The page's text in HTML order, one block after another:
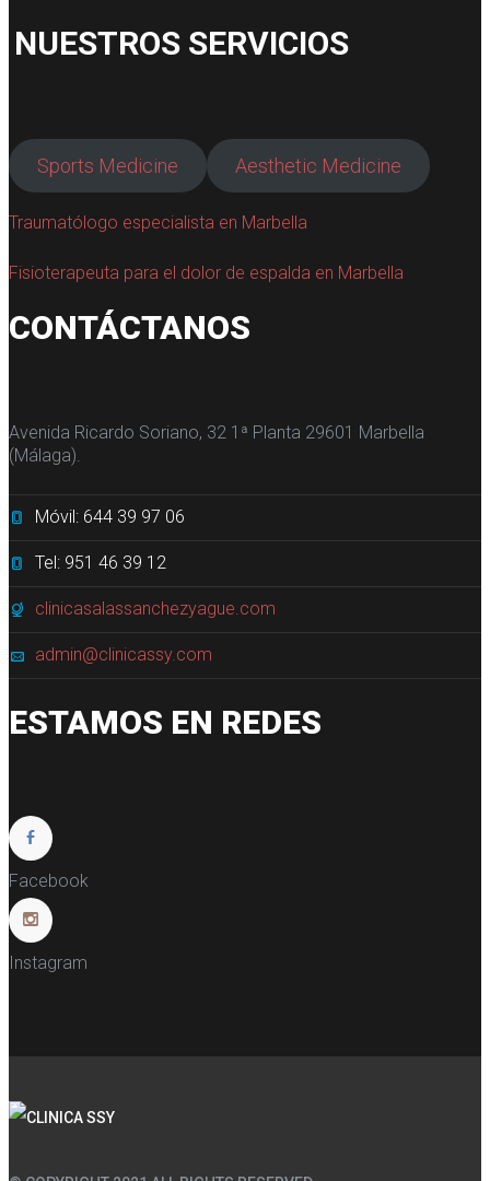
NUESTROS SERVICIOS
Sports Medicine Aesthetic Medicine
Traumatólogo especialista en Marbella
Fisioterapeuta para el dolor de espalda en Marbella
CONTÁCTANOS
Avenida Ricardo Soriano, 32 1ª Planta 29601 Marbella
(Málaga).
Móvil: 644 39 97 06
Tel: 951 46 39 12
clinicasalassanchezyague.com
admin@clinicassy.com
ESTAMOS EN REDES
Facebook
Instagram